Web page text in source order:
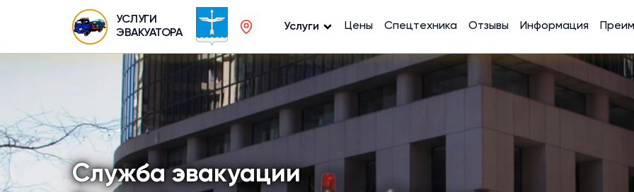
УСЛУГИ
ЭВАКУАТОРА
Услуги Цены Спецтехника Отзывы Информация
Служба эвакуации